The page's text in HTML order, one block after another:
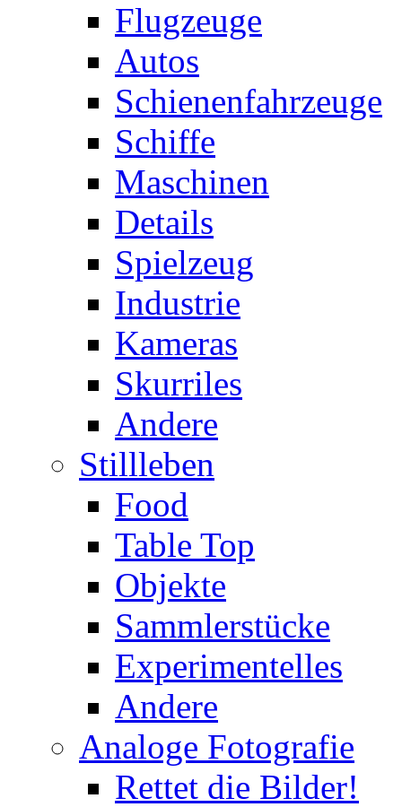
Flugzeuge
Autos
Schienenfahrzeuge
Schiffe
Maschinen
Details
Spielzeug
Industrie
Kameras
Skurriles
Andere
Stillleben
Food
Table Top
Objekte
Sammlerstücke
Experimentelles
Andere
Analoge Fotografie
Rettet die Bilder!